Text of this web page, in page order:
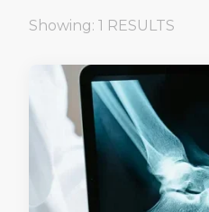
Showing: 1 RESULTS